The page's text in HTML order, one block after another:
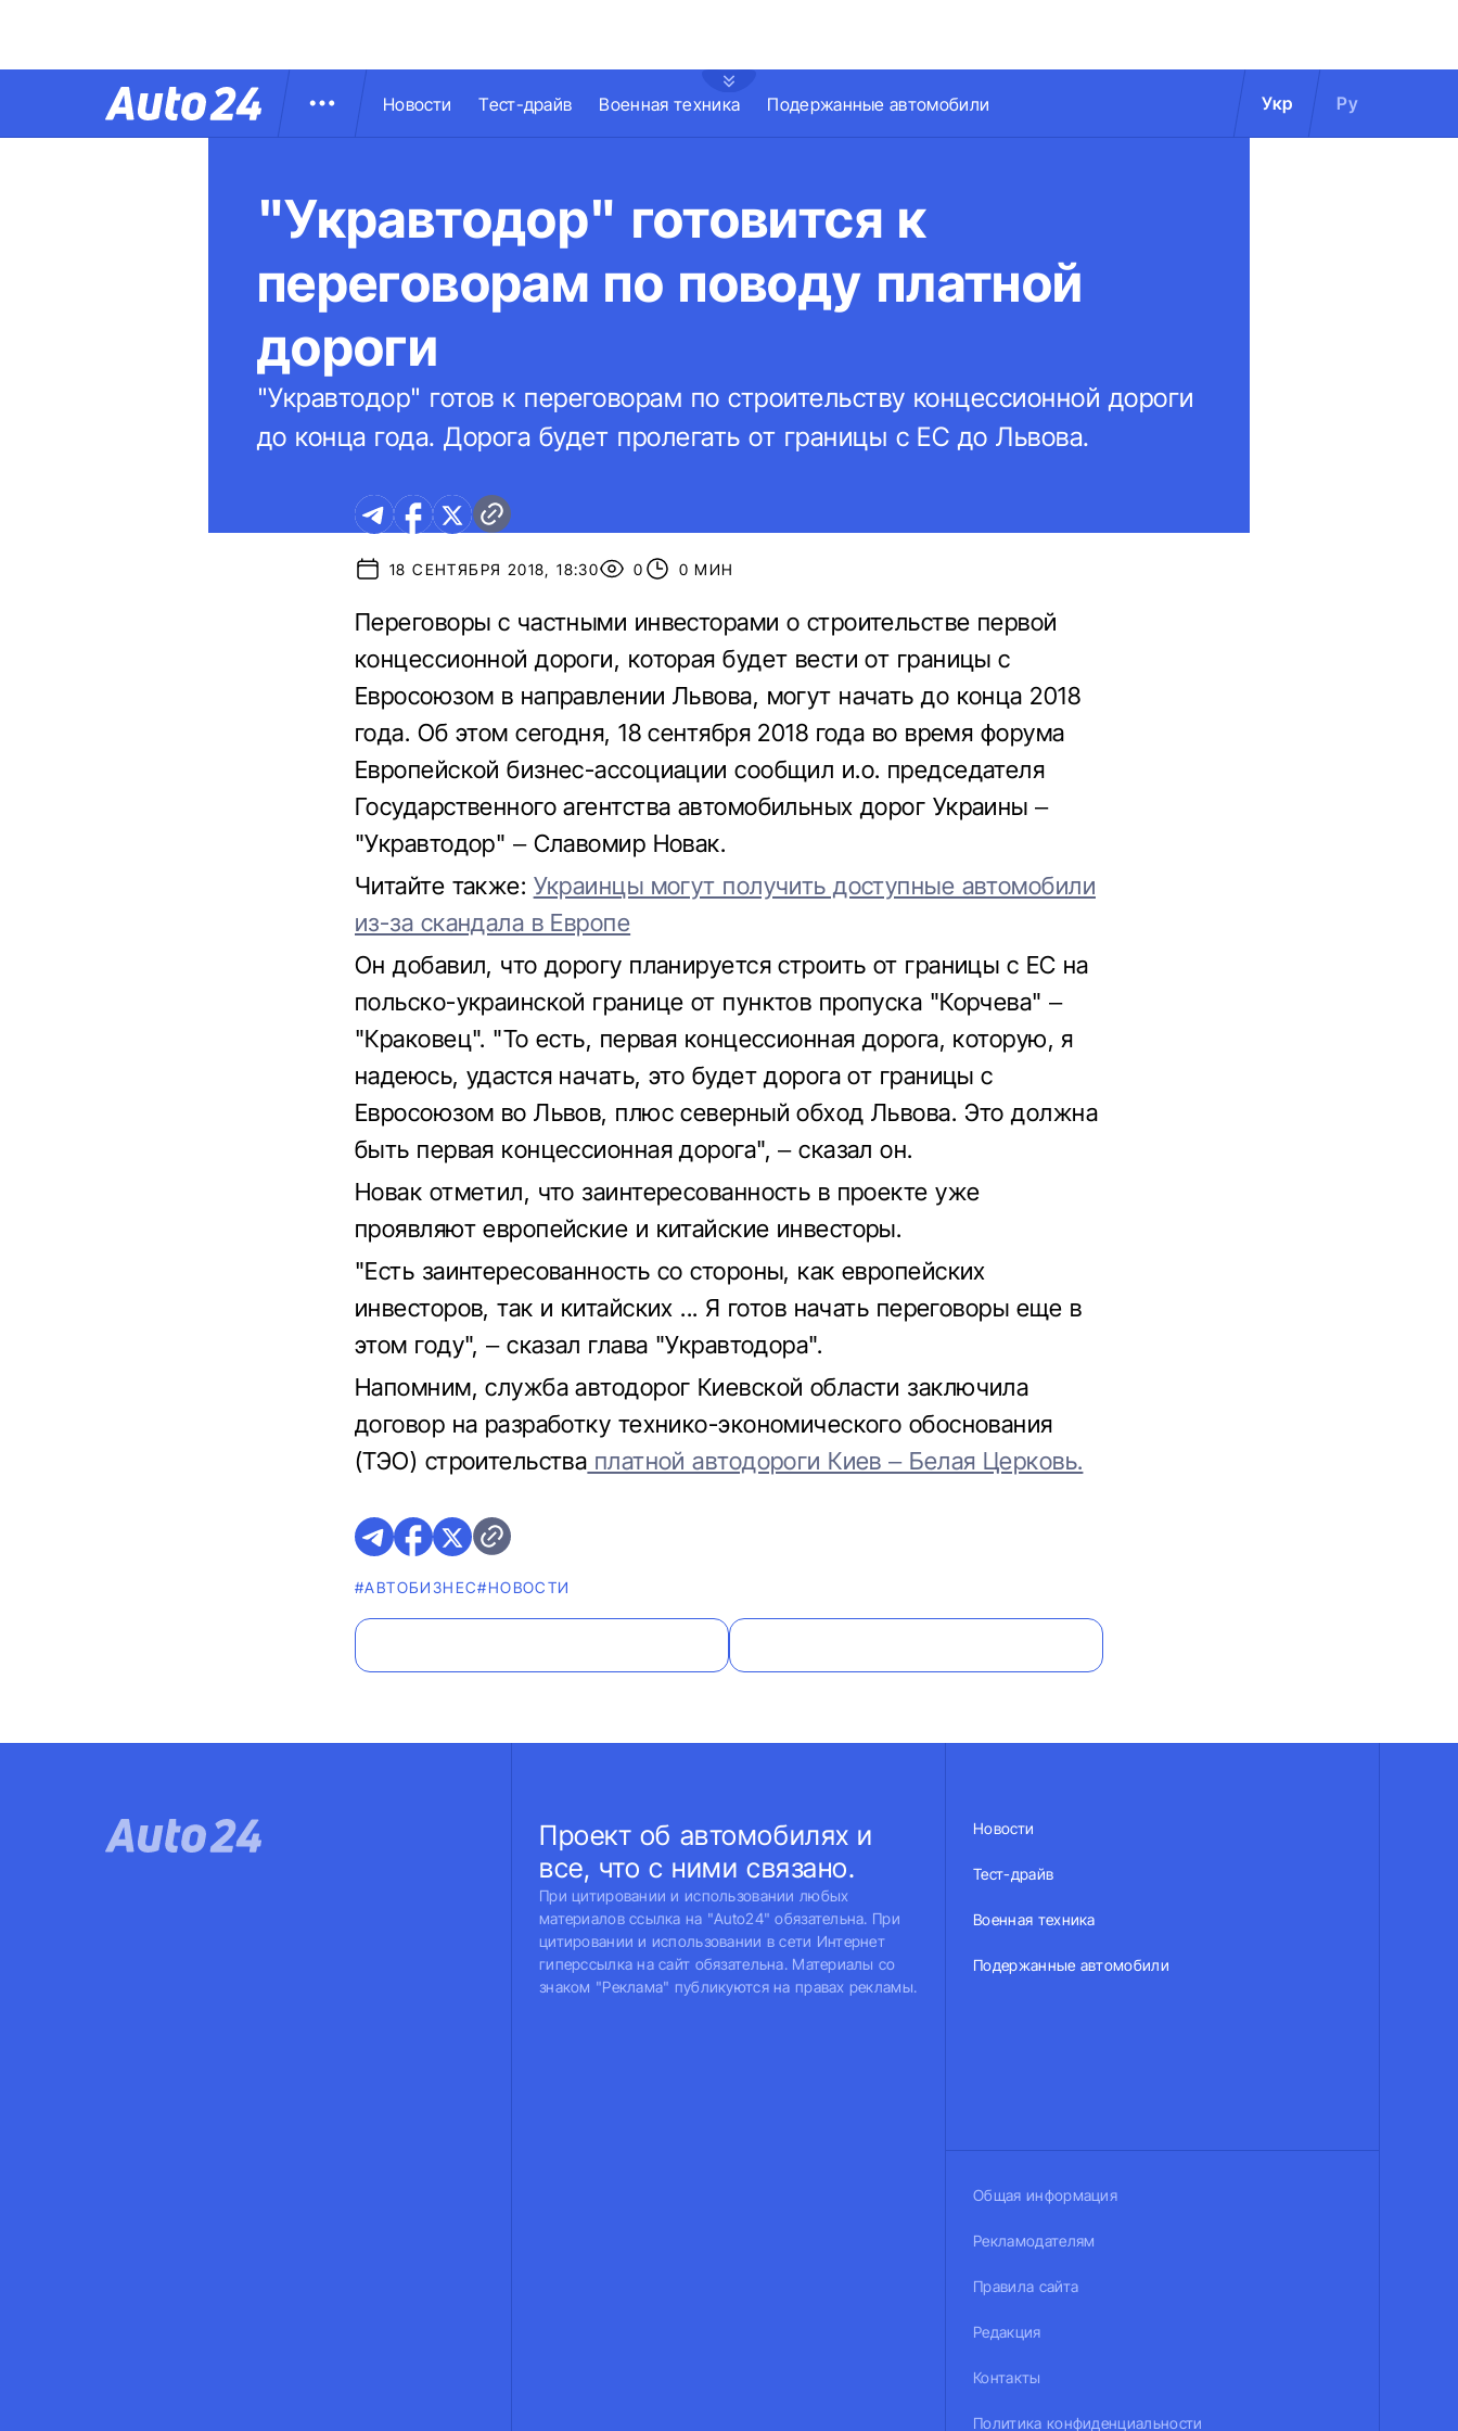
Новости Тест-драйв Военная техника Подержанные автомобили Укр Ру
"Укравтодор" готовится к
переговорам по поводу платной
дороги
"Укравтодор" готов к переговорам по строительству концессионной дороги
до конца года. Дорога будет пролегать от границы с ЕС до Львова.
18 СЕНТЯБРЯ 2018, 18:30 0 0 МИН
Переговоры с частными инвесторами о строительстве первой
концессионной дороги, которая будет вести от границы с
Евросоюзом в направлении Львова, могут начать до конца 2018
года. Об этом сегодня, 18 сентября 2018 года во время форума
Европейской бизнес-ассоциации сообщил и.о. председателя
Государственного агентства автомобильных дорог Украины –
"Укравтодор" – Славомир Новак.
Читайте также: Украинцы могут получить доступные автомобили
из-за скандала в Европе
Он добавил, что дорогу планируется строить от границы с ЕС на
польско-украинской границе от пунктов пропуска "Корчева" –
"Краковец". "То есть, первая концессионная дорога, которую, я
надеюсь, удастся начать, это будет дорога от границы с
Евросоюзом во Львов, плюс северный обход Львова. Это должна
быть первая концессионная дорога", – сказал он.
Новак отметил, что заинтересованность в проекте уже
проявляют европейские и китайские инвесторы.
"Есть заинтересованность со стороны, как европейских
инвесторов, так и китайских ... Я готов начать переговоры еще в
этом году", – сказал глава "Укравтодора".
Напомним, служба автодорог Киевской области заключила
договор на разработку технико-экономического обоснования
(ТЭО) строительства платной автодороги Киев – Белая Церковь.
#AВТОБИЗНЕС#НОВОСТИ
Проект об автомобилях и
все, что с ними связано.
При цитировании и использовании любых
материалов ссылка на "Auto24" обязательна. При
цитировании и использовании в сети Интернет
гиперссылка на сайт обязательна. Материалы со
знаком "Реклама" публикуются на правах рекламы.
Новости
Тест-драйв
Военная техника
Подержанные автомобили
Общая информация
Рекламодателям
Правила сайта
Редакция
Контакты
Политика конфиденциальности